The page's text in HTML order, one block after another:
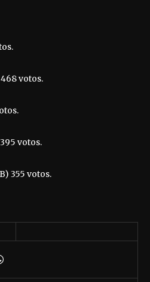
votos.
votos.
355 votos.